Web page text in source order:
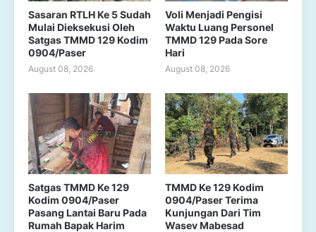
Sasaran RTLH Ke 5 Sudah
Mulai Dieksekusi Oleh
Satgas TMMD 129 Kodim
0904/Paser
August 08, 2026
Voli Menjadi Pengisi
Waktu Luang Personel
TMMD 129 Pada Sore
Hari
August 08, 2026
Satgas TMMD Ke 129
Kodim 0904/Paser
Pasang Lantai Baru Pada
Rumah Bapak Harim
TMMD Ke 129 Kodim
0904/Paser Terima
Kunjungan Dari Tim
Wasev Mabesad